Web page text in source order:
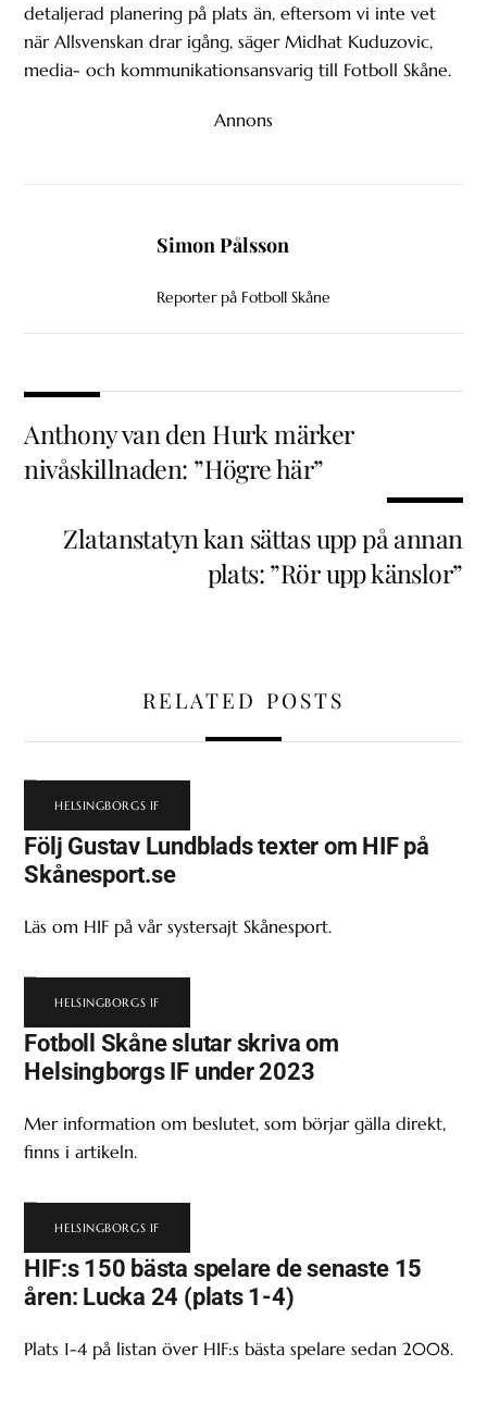
detaljerad planering på plats än, eftersom vi inte vet
när Allsvenskan drar igång, säger Midhat Kuduzovic,
media- och kommunikationsansvarig till Fotboll Skåne.
Annons
Simon Pålsson
Reporter på Fotboll Skåne
Anthony van den Hurk märker
nivåskillnaden: ”Högre här”
Zlatanstatyn kan sättas upp på annan
plats: ”Rör upp känslor”
RELATED POSTS
HELSINGBORGS IF
Följ Gustav Lundblads texter om HIF på
Skånesport.se
Läs om HIF på vår systersajt Skånesport.
HELSINGBORGS IF
Fotboll Skåne slutar skriva om
Helsingborgs IF under 2023
Mer information om beslutet, som börjar gälla direkt,
finns i artikeln.
HELSINGBORGS IF
HIF:s 150 bästa spelare de senaste 15
åren: Lucka 24 (plats 1-4)
Plats 1-4 på listan över HIF:s bästa spelare sedan 2008.